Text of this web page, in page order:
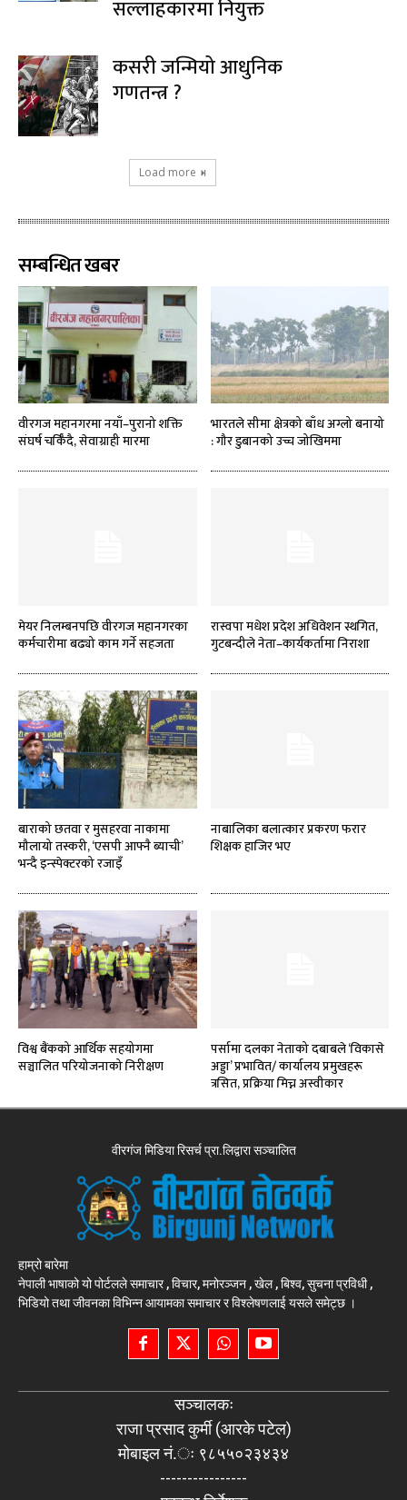
सल्लाहकारमा नियुक्त
कसरी जन्मियो आधुनिक
गणतन्त्र ?
Load more
सम्बन्धित खबर
वीरगज महानगरमा नयाँ–पुरानो शक्ति
संघर्ष चर्किँदै, सेवाग्राही मारमा
भारतले सीमा क्षेत्रको बाँध अग्लो बनायो
: गौर डुबानको उच्च जोखिममा
मेयर निलम्बनपछि वीरगज महानगरका
कर्मचारीमा बढ्यो काम गर्ने सहजता
रास्वपा मधेश प्रदेश अधिवेशन स्थगित,
गुटबन्दीले नेता–कार्यकर्तामा निराशा
बाराको छतवा र मुसहरवा नाकामा
मौलायो तस्करी, ‘एसपी आफ्नै ब्याची’
भन्दै इन्स्पेक्टरको रजाइँ
नाबालिका बलात्कार प्रकरण फरार
शिक्षक हाजिर भए
विश्व बैंकको आर्थिक सहयोगमा
सञ्चालित परियोजनाको निरीक्षण
पर्सामा दलका नेताको दबाबले ‘विकासे
अड्डा’ प्रभावित/ कार्यालय प्रमुखहरू
त्रसित, प्रक्रिया मिच्न अस्वीकार
वीरगंज मिडिया रिसर्च प्रा.लिद्वारा सञ्चालित
हाम्रो बारेमा
नेपाली भाषाको यो पोर्टलले समाचार , विचार, मनोरञ्जन , खेल , बिश्व, सुचना प्रविधी ,
भिडियो तथा जीवनका विभिन्न आयामका समाचार र विश्लेषणलाई यसले समेट्छ ।
सञ्चालकः
राजा प्रसाद कुर्मी (आरके पटेल)
मोबाइल नं.ः ९८५५०२३४३४
----------------